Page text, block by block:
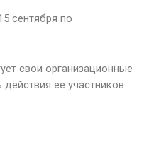
сентября по
свои организационные
её участников